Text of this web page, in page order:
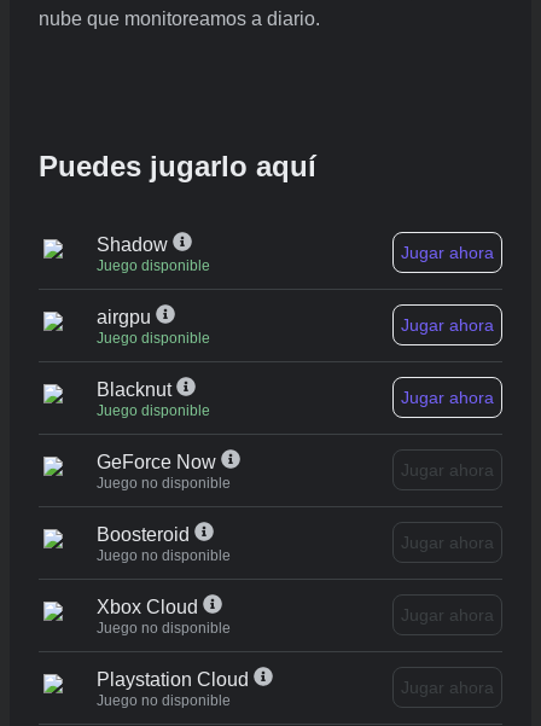
nube que monitoreamos a diario.
Puedes jugarlo aquí
Shadow
Juego disponible
Jugar ahora
airgpu
Juego disponible
Jugar ahora
Blacknut
Juego disponible
Jugar ahora
GeForce Now
Juego no disponible
Jugar ahora
Boosteroid
Juego no disponible
Jugar ahora
Xbox Cloud
Juego no disponible
Jugar ahora
Playstation Cloud
Juego no disponible
Jugar ahora